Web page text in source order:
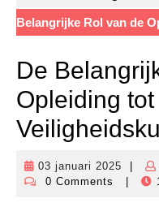
Belangrijke Rol van de
De
Opleiding tot
03 januari 2025
03
januari
0 Comments